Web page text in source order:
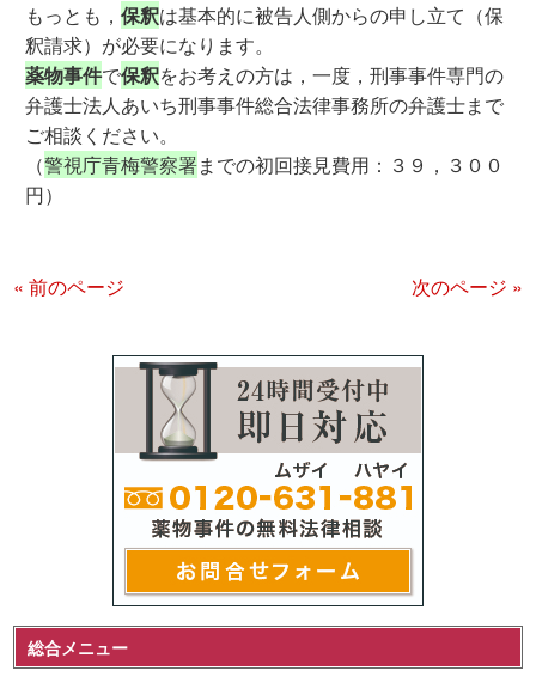
もっとも，保釈は基本的に被告人側からの申し立て（保
釈請求）が必要になります。
薬物事件で保釈をお考えの方は，一度，刑事事件専門の
弁護士法人あいち刑事事件総合法律事務所の弁護士まで
ご相談ください。
（警視庁青梅警察署までの初回接見費用：３９，３００
円）
« 前のページ 次のページ »
総合メニュー